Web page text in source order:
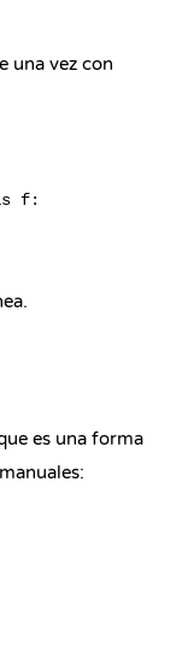
una vez con
f:
es una forma